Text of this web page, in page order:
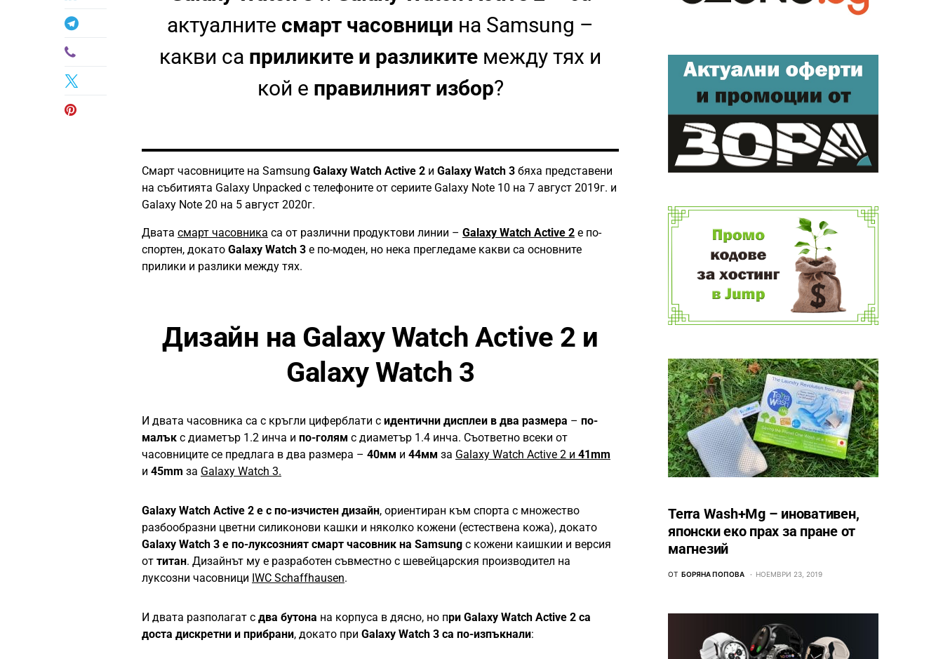
актуалните смарт часовници на Samsung –
какви са приликите и разликите между тях и
кой е правилният избор?
Смарт часовниците на Samsung Galaxy Watch Active 2 и Galaxy Watch 3 бяха представени
на събитията Galaxy Unpacked с телефоните от сериите Galaxy Note 10 на 7 август 2019г. и
Galaxy Note 20 на 5 август 2020г.
Двата смарт часовника са от различни продуктови линии – Galaxy Watch Active 2 е по-
спортен, докато Galaxy Watch 3 е по-моден, но нека прегледаме какви са основните
прилики и разлики между тях.
Дизайн на Galaxy Watch Active 2 и
Galaxy Watch 3
И двата часовника са с кръгли циферблати с идентични дисплеи в два размера – по-
малък с диаметър 1.2 инча и по-голям с диаметър 1.4 инча. Съответно всеки от
часовниците се предлага в два размера – 40мм и 44мм за Galaxy Watch Active 2 и 41mm
и 45mm за Galaxy Watch 3.
Galaxy Watch Active 2 е с по-изчистен дизайн, ориентиран към спорта с множество
разбообразни цветни силиконови кашки и няколко кожени (естествена кожа), докато
Galaxy Watch 3 e по-луксозният смарт часовник на Samsung с кожени каишкии и версия
от титан. Дизайнът му е разработен съвместно с шевейцарския производител на
луксозни часовници IWC Schaffhausen.
И двата разполагат с два бутона на корпуса в дясно, но при Galaxy Watch Active 2 са
доста дискретни и прибрани, докато при Galaxy Watch 3 са по-изпъкнали:
Terra Wash+Mg – иновативен,
японски еко прах за пране от
магнезий
ОТ БОРЯНА ПОПОВА НОЕМВРИ 23, 2019